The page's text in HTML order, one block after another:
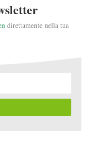
direttamente nella tua